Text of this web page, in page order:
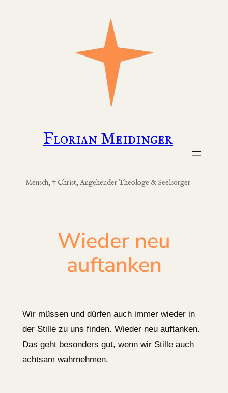
Florian Meidinger
Mensch, † Christ, Angehender Theologe & Seelsorger
Wieder neu
auftanken
Wir müssen und dürfen auch immer wieder in
der Stille zu uns finden. Wieder neu auftanken.
Das geht besonders gut, wenn wir Stille auch
achtsam wahrnehmen.